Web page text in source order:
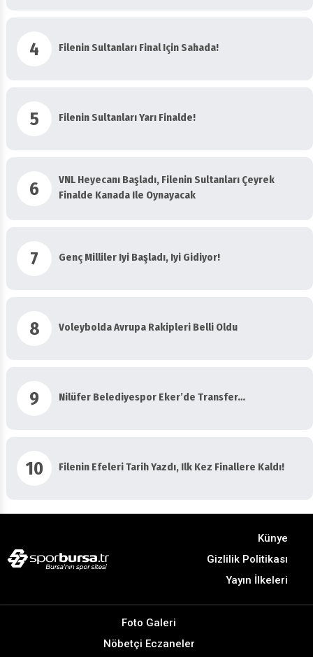
4 Filenin Sultanları Final Için Sahada!
5
6
VNL Heyecanı Başladı, Filenin Sultanları Çeyrek
Finalde Kanada Ile Oynayacak
7 Genç Milliler Iyi Başladı, Iyi Gidiyor!
8 Voleybolda Avrupa Rakipleri Belli Oldu
9 Nilüfer Belediyespor Eker’de Transfer…
10 Filenin Efeleri Tarih Yazdı, Ilk Kez Finallere Kaldı!
Künye
Yayın İlkeleri
Nöbetçi Eczaneler